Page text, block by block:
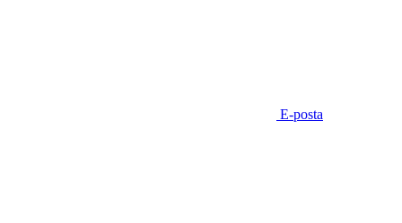
E-posta